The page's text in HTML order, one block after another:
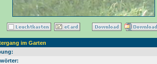
im Garten